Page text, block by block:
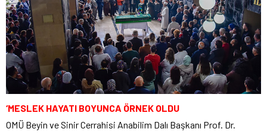
‘MESLEK HAYATI BOYUNCA ÖRNEK OLDU
OMÜ Beyin ve Sinir Cerrahisi Anabilim Dalı Başkanı Prof. Dr.